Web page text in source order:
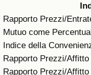
Rapporto Prezzi/
Mutuo come
Indice della
Rapporto Prezzi/
Rapporto Prezzi/
Indice
Indice di
Indice